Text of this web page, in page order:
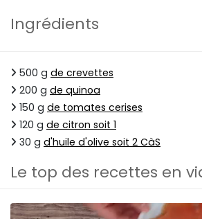
Ingrédients
500 g de crevettes
200 g de quinoa
150 g de tomates cerises
120 g de citron soit 1
30 g d'huile d'olive soit 2 CàS
Le top des recettes en